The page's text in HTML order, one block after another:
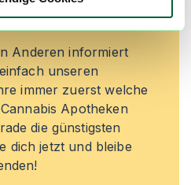
Anderen informiert
unseren
immer zuerst welche
Apotheken
die günstigsten
dich jetzt und bleibe